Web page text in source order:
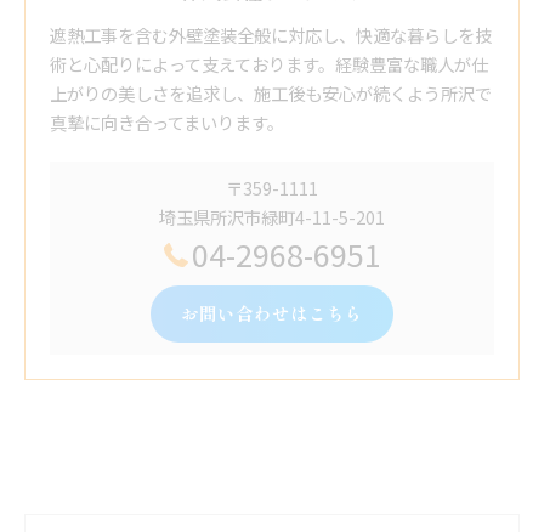
遮熱工事を含む外壁塗装全般に対応し、快適な暮らしを技
術と心配りによって支えております。経験豊富な職人が仕
上がりの美しさを追求し、施工後も安心が続くよう所沢で
真摯に向き合ってまいります。
〒359-1111
埼玉県所沢市緑町4-11-5-201
04-2968-6951
お問い合わせはこちら